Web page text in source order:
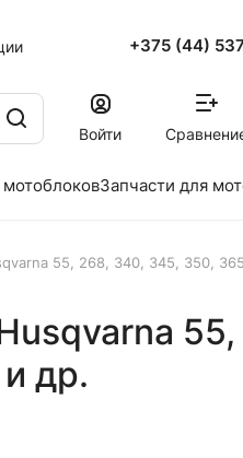
+375 (44)
Войти
Запчасти для
55, 268, 340, 345, 350,
др.